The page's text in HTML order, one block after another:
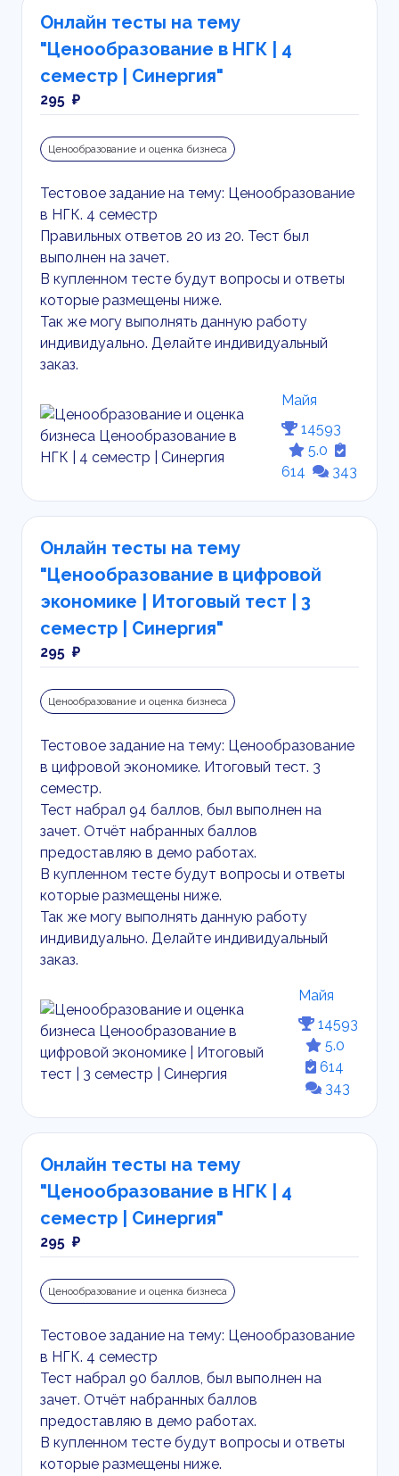
Онлайн тесты на тему
"Ценообразование в НГК | 4
семестр | Синергия"
295 ₽
Ценообразование и оценка бизнеса
Тестовое задание на тему: Ценообразование
в НГК. 4 семестр
Правильных ответов 20 из 20. Тест был
выполнен на зачет.
В купленном тесте будут вопросы и ответы
которые размещены ниже.
Так же могу выполнять данную работу
индивидуально. Делайте индивидуальный
заказ.
Майя
14593
5.0
614
343
Онлайн тесты на тему
"Ценообразование в цифровой
экономике | Итоговый тест | 3
семестр | Синергия"
295 ₽
Ценообразование и оценка бизнеса
Тестовое задание на тему: Ценообразование
в цифровой экономике. Итоговый тест. 3
семестр.
Тест набрал 94 баллов, был выполнен на
зачет. Отчёт набранных баллов
предоставляю в демо работах.
В купленном тесте будут вопросы и ответы
которые размещены ниже.
Так же могу выполнять данную работу
индивидуально. Делайте индивидуальный
заказ.
Майя
14593
5.0
614
343
Онлайн тесты на тему
"Ценообразование в НГК | 4
семестр | Синергия"
295 ₽
Ценообразование и оценка бизнеса
Тестовое задание на тему: Ценообразование
в НГК. 4 семестр
Тест набрал 90 баллов, был выполнен на
зачет. Отчёт набранных баллов
предоставляю в демо работах.
В купленном тесте будут вопросы и ответы
которые размещены ниже.